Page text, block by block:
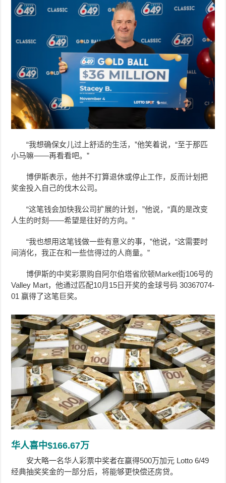
“我想确保女儿过上舒适的生活，”他笑着说，“至于那匹
小马嘛——再看看吧。”
博伊斯表示，他并不打算退休或停止工作，反而计划把
奖金投入自己的伐木公司。
“这笔钱会加快我公司扩展的计划，”他说，“真的是改变
人生的时刻——希望是往好的方向。”
“我也想用这笔钱做一些有意义的事，”他说，“这需要时
间消化，我正在和一些信得过的人商量。”
博伊斯的中奖彩票购自阿尔伯塔省欣顿Market街106号的
Valley Mart，他通过匹配10月15日开奖的金球号码 30367074-
01 赢得了这笔巨奖。
华人喜中$166.67万
安大略一名华人彩票中奖者在赢得500万加元 Lotto 6/49
经典抽奖奖金的一部分后，将能够更快偿还房贷。